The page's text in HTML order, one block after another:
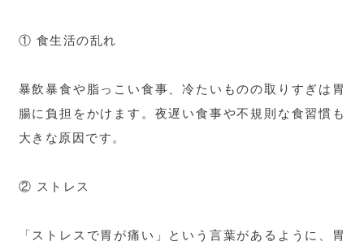
① 食生活の乱れ
暴飲暴食や脂っこい食事、冷たいものの取りすぎは胃
腸に負担をかけます。夜遅い食事や不規則な食習慣も
大きな原因です。
② ストレス
「ストレスで胃が痛い」という言葉があるように、胃